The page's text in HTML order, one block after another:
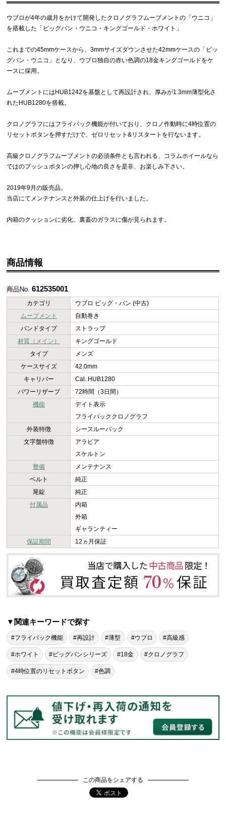
ウブロが4年の歳月をかけて開発したクロノグラフムーブメントの「ウニコ」
を搭載した「ビッグバン・ウニコ・キングゴールド・ホワイト」
これまでの45mmケースから、3mmサイズダウンさせた42mmケースの「ビッ
グバン・ウニコ」となり、ウブロ独自の赤い色調の18金キングゴールドをケ
ースに採用。
ムーブメントにはHUB1242を基盤として再設計され、厚みが1.3mm薄型化さ
れたHUB1280を搭載。
クロノグラフにはフライバック機能が付いており、クロノ作動時に4時位置の
リセットボタンを押すだけで、ゼロリセット&リスタートを行ないます。
高級クロノグラフムーブメントの必須条件とも言われる、コラムホイールなら
ではのプッシュボタンの押し心地の良さを是非、お楽しみ下さい。
2019年9月の販売品。
当店にてメンテナンスと外装の仕上げを行いました。
内箱のクッションに劣化、裏蓋のガラスに傷が見られます。
商品情報
商品No.612535001
カテゴリ
ウブロ ビッグ・バン (中古)
ムーブメント
自動巻き
バンドタイプ
ストラップ
材質（メイン）
キングゴールド
タイプ
メンズ
ケースサイズ
42.0mm
キャリバー
Cal. HUB1280
パワーリザーブ
72時間（3日間）
機能
デイト表示
フライバッククロノグラフ
外装特徴
シースルーバック
文字盤特徴
アラビア
スケルトン
整備
メンテナンス
ベルト
純正
尾錠
純正
付属品
内箱
外箱
ギャランティー
保証期間
12ヵ月保証
▼関連キーワードで探す
#フライバック機能 #再設計 #薄型 #ウブロ #高級感
#ホワイト #ビッグバンシリーズ #18金 #クロノグラフ
#4時位置のリセットボタン #色調
この商品をシェアする